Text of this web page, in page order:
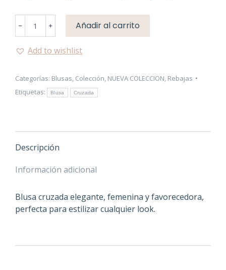
Cruzada
﹣ ﹢ Añadir al carrito
Add to wishlist
Categorías: Blusas, Colección, NUEVA COLECCION, Rebajas
Etiquetas:
Blusa Cruzada
Descripción
Información adicional
Blusa cruzada elegante, femenina y favorecedora,
perfecta para estilizar cualquier look.